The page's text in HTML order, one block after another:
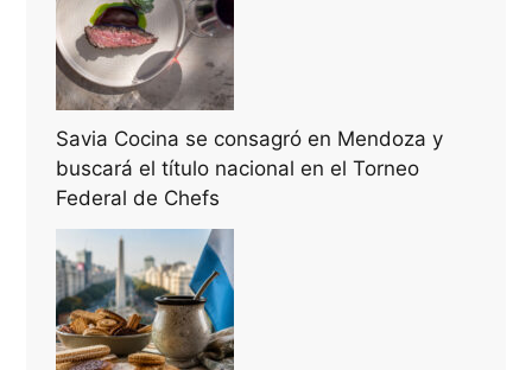
Savia Cocina se consagró en Mendoza y
buscará el título nacional en el Torneo
Federal de Chefs